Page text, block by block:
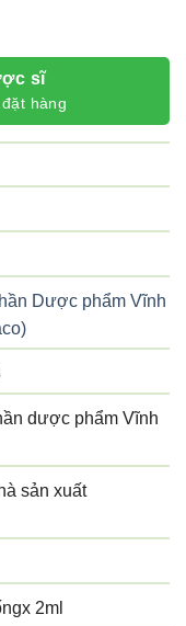
sĩ
hàng
Dược phẩm Vĩnh
dược phẩm Vĩnh
sản xuất
2ml